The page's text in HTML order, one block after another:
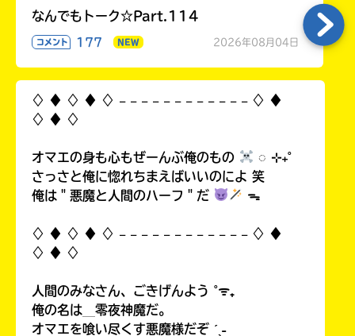
なんでもトーク☆Part.114
コメント 177 NEW 2026年08月04日
♢ ♦︎ ♢ ♦︎ ♢ 𓐄 𓐄 𓐄 𓐄 𓐄 𓐄 𓐄 𓐄 𓐄 𓐄 𓐄 𓐄 ♢ ♦︎
♢ ♦︎ ♢
オマエの身も心もぜーんぶ俺のもの
◌ ⊹₊˚
さっさと俺に惚れちまえばいいのによ 笑
俺は＂悪魔と人間のハーフ＂だ
ᯓ
♢ ♦︎ ♢ ♦︎ ♢ 𓐄 𓐄 𓐄 𓐄 𓐄 𓐄 𓐄 𓐄 𓐄 𓐄 𓐄 𓐄 ♢ ♦︎
♢ ♦︎ ♢
人間のみなさん、ごきげんよう ˚ᯤ₊
俺の名は＿零夜神魔だ。
オマエを喰い尽くす悪魔様だぞ ˊˎ˗